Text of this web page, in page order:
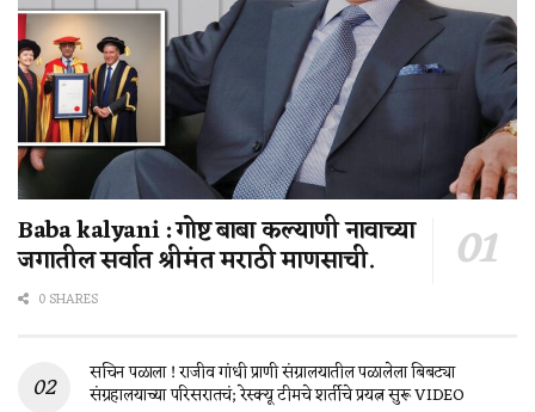
Baba kalyani : गोष्ट बाबा कल्याणी नावाच्या
जगातील सर्वात श्रीमंत मराठी माणसाची.
0 SHARES
सचिन पळाला ! राजीव गांधी प्राणी संग्रालयातील पळालेला बिबट्या
संग्रहालयाच्या परिसरातचं; रेस्क्यू टीमचे शर्तीचे प्रयत्न सुरू VIDEO